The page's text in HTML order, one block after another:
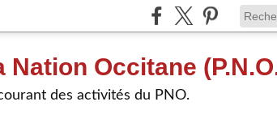
Nation Occitane
des activités du PNO.